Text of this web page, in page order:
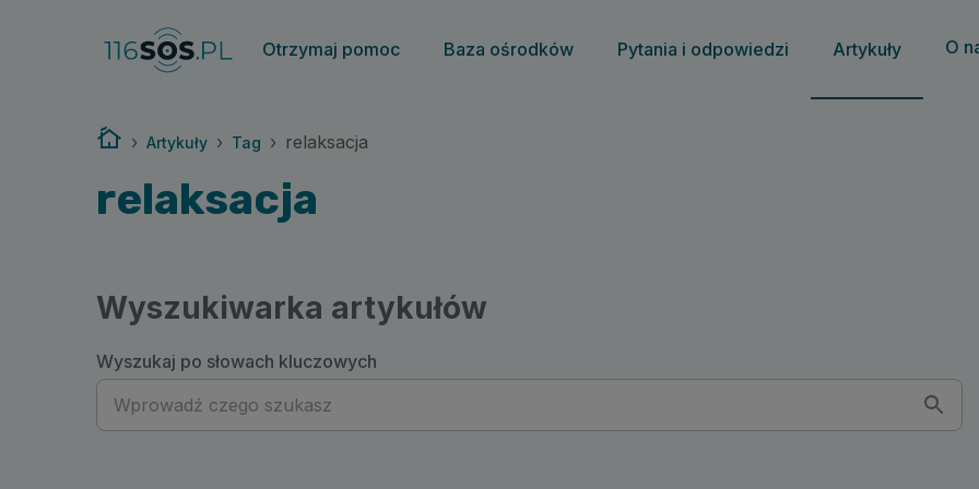
Otrzymaj pomoc Baza ośrodków Pytania i odpowiedzi Artykuły O
Strona główna
› Artykuły › Tag › relaksacja
relaksacja
Wyszukiwarka artykułów
Wyszukaj po słowach kluczowych